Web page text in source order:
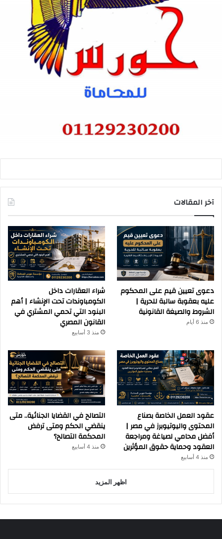
آخر المقالات
دعوى تعيين قيم على المحكوم
عليه بعقوبة سالبة للحرية |
الشروط والصيغة القانونية
منذ 6 أيام
شراء العقارات داخل
الكومباوندات تحت الإنشاء | أهم
البنود التي تحمي المشتري في
القانون المصري
منذ 3 أسابيع
عقود العمل الخاصة بصناع
المحتوى واليوتيوبرز في مصر |
أفضل محامي لصياغة ومراجعة
العقود وحماية حقوق المؤثرين
منذ 4 أسابيع
التصالح في القضايا الجنائية.. متى
ينقضي الحكم ومتى ترفض
المحكمة التصالح؟
منذ 4 أسابيع
اظهر المزيد